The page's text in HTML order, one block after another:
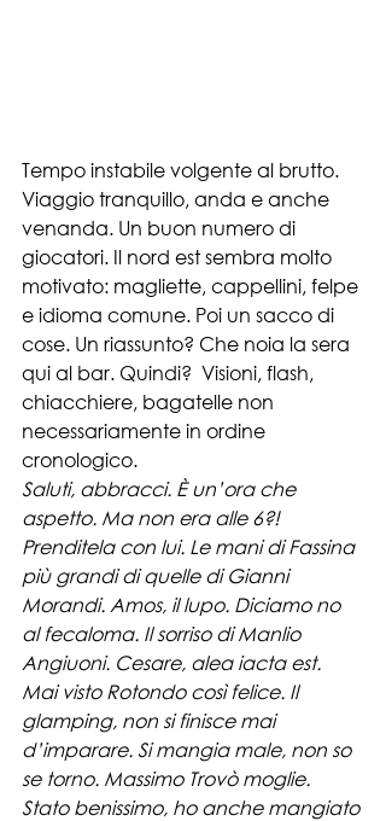
Tempo instabile volgente al brutto.
Viaggio tranquillo, anda e anche
venanda. Un buon numero di
giocatori. Il nord est sembra molto
motivato: magliette, cappellini, felpe
e idioma comune. Poi un sacco di
cose. Un riassunto? Che noia la sera
qui al bar. Quindi?  Visioni, flash,
chiacchiere, bagatelle non
necessariamente in ordine
cronologico.
Saluti, abbracci. È un’ora che
aspetto. Ma non era alle 6?!
Prenditela con lui. Le mani di Fassina
più grandi di quelle di Gianni
Morandi. Amos, il lupo. Diciamo no
al fecaloma. Il sorriso di Manlio
Angiuoni. Cesare, alea iacta est.
Mai visto Rotondo così felice. Il
glamping, non si finisce mai
d’imparare. Si mangia male, non so
se torno. Massimo Trovò moglie.
Stato benissimo, ho anche mangiato